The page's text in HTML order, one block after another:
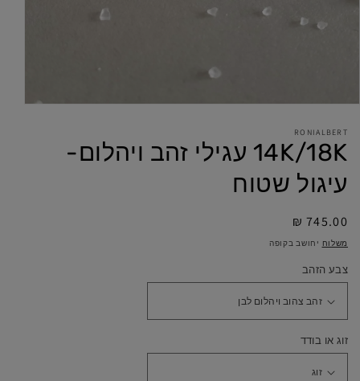
RONIALBERT
14K/18K עגילי זהב ויהלום-
עיגול שטוח
מחיר
מלא
745.00 ₪
משלוח יחושב בקופה
צבע הזהב
זוג או בודד